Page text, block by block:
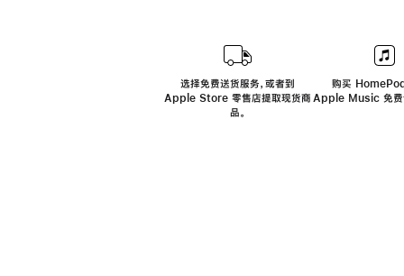
选择免费送货服务，或者到
Apple Store 零售店提取现货商
品。
购买
Apple Music 免费